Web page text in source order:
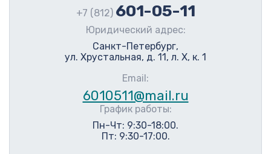
+7 (812) 601-05-11
Юридический адрес:
Санкт-Петербург,
ул. Хрустальная, д. 11, л. Х, к. 1
Email:
6010511@mail.ru
График работы:
Пн-Чт: 9:30-18:00.
Пт: 9:30-17:00.